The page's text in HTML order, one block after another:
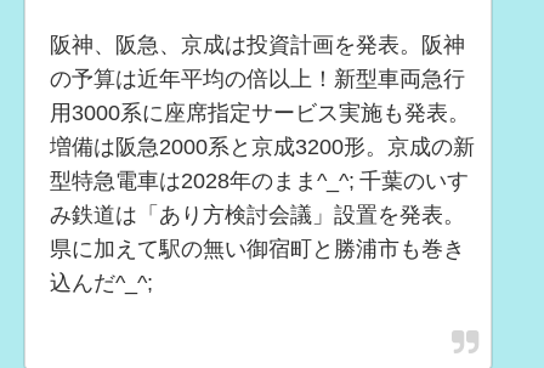
阪神、阪急、京成は投資計画を発表。阪神
の予算は近年平均の倍以上！新型車両急行
用3000系に座席指定サービス実施も発表。
増備は阪急2000系と京成3200形。京成の新
型特急電車は2028年のまま^_^; 千葉のいす
み鉄道は「あり方検討会議」設置を発表。
県に加えて駅の無い御宿町と勝浦市も巻き
込んだ^_^;